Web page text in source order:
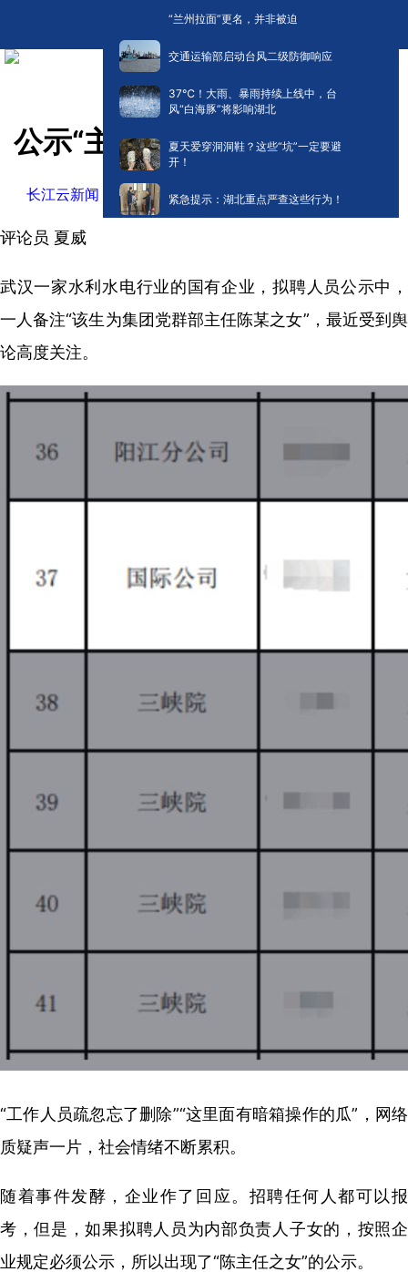
“兰州拉面”更名，并非被迫
交通运输部启动台风二级防御响应
​37℃！大雨、暴雨持续上线中，台
风“白海豚”将影响湖北
夏天爱穿洞洞鞋？这些“坑”一定要避
开！
紧急提示：湖北重点严查这些行为！
公示“主任之女”也是一种进步
长江云新闻 ©原创2023-02-09 10:58阅读:53600
评论员 夏威
武汉一家水利水电行业的国有企业，拟聘人员公示中，
一人备注“该生为集团党群部主任陈某之女”，最近受到舆
论高度关注。
“工作人员疏忽忘了删除”“这里面有暗箱操作的瓜”，网络
质疑声一片，社会情绪不断累积。
随着事件发酵，企业作了回应。招聘任何人都可以报
考，但是，如果拟聘人员为内部负责人子女的，按照企
业规定必须公示，所以出现了“陈主任之女”的公示。